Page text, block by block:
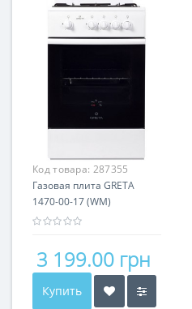
Код товара: 287355
Газовая плита GRETA
1470-00-17 (WM)
3 199.00 грн
Купить